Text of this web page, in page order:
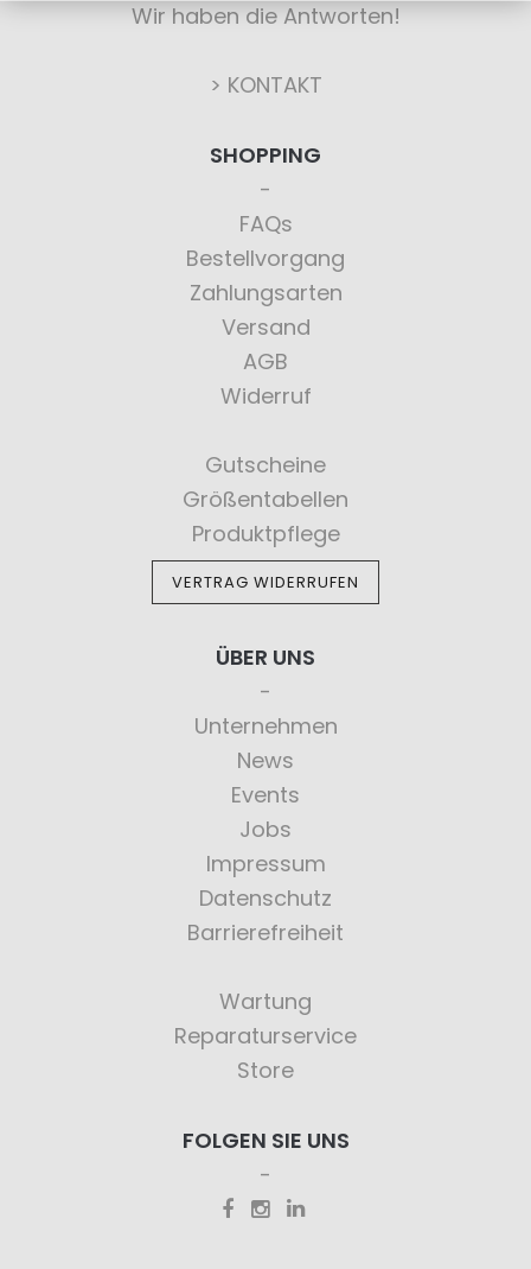
Wir haben die Antworten!
> KONTAKT
SHOPPING
FAQs
Bestellvorgang
Zahlungsarten
Versand
AGB
Widerruf
Gutscheine
Größentabellen
Produktpflege
VERTRAG WIDERRUFEN
ÜBER UNS
Unternehmen
News
Events
Jobs
Impressum
Datenschutz
Barrierefreiheit
Wartung
Reparaturservice
Store
FOLGEN SIE UNS